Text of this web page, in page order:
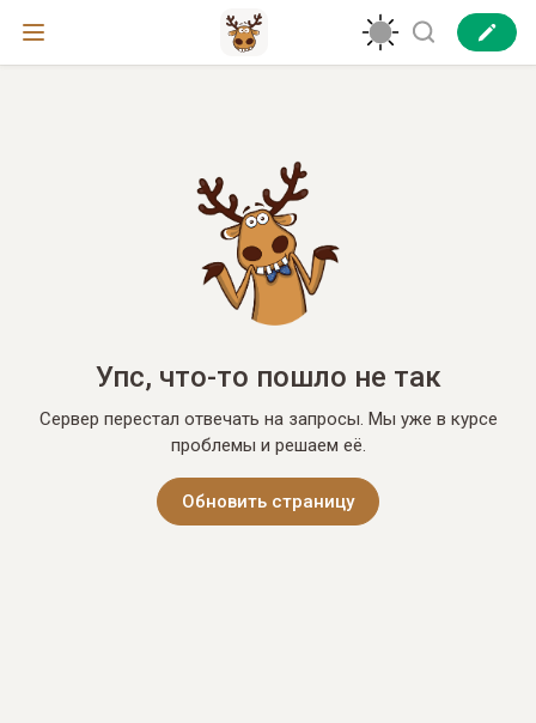
Упс, что-то пошло не так
Сервер перестал отвечать на запросы. Мы уже в курсе
проблемы и решаем её.
Обновить страницу